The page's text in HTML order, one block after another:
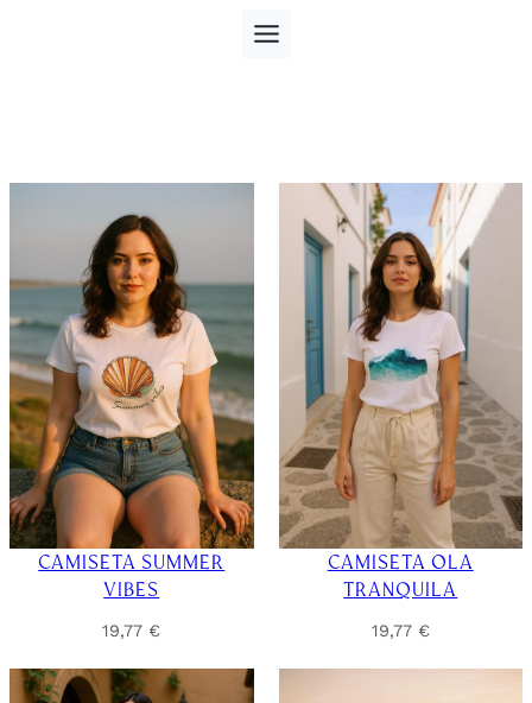
CAMISETA SUMMER
VIBES
19,77 €
CAMISETA OLA
TRANQUILA
19,77 €